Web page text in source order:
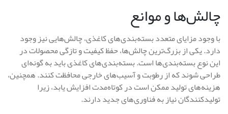
چالش‌ها و موانع
با وجود مزایای متعدد بسته‌بندی‌های کاغذی، چالش‌هایی نیز وجود
دارد. یکی از بزرگ‌ترین چالش‌ها، حفظ کیفیت و تازگی محصولات در
این نوع بسته‌بندی‌ها است. بسته‌بندی‌های کاغذی باید به گونه‌ای
طراحی شوند که از رطوبت و آسیب‌های خارجی محافظت کنند. همچنین،
هزینه‌های تولید ممکن است در کوتاه‌مدت افزایش یابد، زیرا
تولیدکنندگان نیاز به فناوری‌های جدید دارند.